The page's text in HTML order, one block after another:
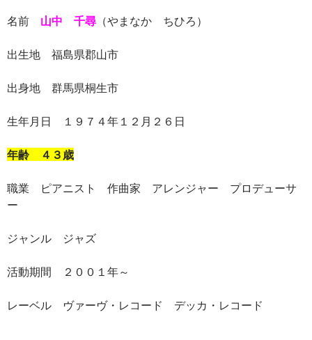
名前 山中 千尋 （やまなか ちひろ）
出生地 福島県郡山市
出身地 群馬県桐生市
生年月日 １９７４年１２月２６日
年齢 ４３歳
職業 ピアニスト 作曲家 アレンジャー プロデューサ
ー
ジャンル ジャズ
活動期間 ２００１年～
レーベル ヴァーヴ・レコード デッカ・レコード